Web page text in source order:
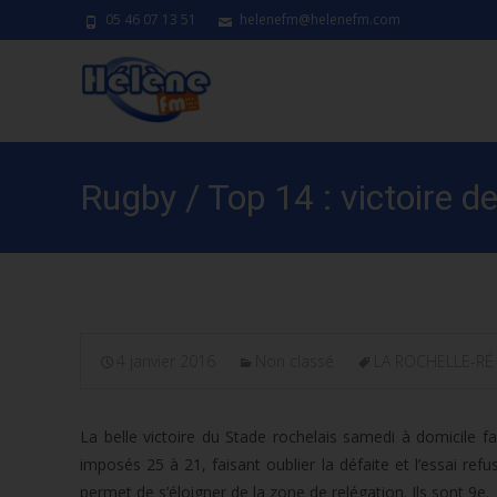
05 46 07 13 51 helenefm@helenefm.com
Rugby / Top 14 : victoire
La belle victoire du Stade rochelais samedi à domicile
imposés 25 à 21, faisant oublier la défaite et l’essai
permet de s’éloigner de la zone de relégation. Ils sont 9e.